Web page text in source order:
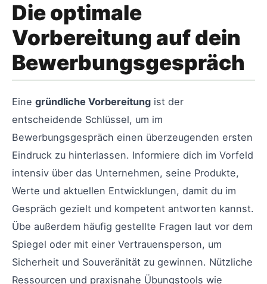
Die optimale
Vorbereitung auf dein
Bewerbungsgespräch
Eine gründliche Vorbereitung ist der
entscheidende Schlüssel, um im
Bewerbungsgespräch einen überzeugenden ersten
Eindruck zu hinterlassen. Informiere dich im Vorfeld
intensiv über das Unternehmen, seine Produkte,
Werte und aktuellen Entwicklungen, damit du im
Gespräch gezielt und kompetent antworten kannst.
Übe außerdem häufig gestellte Fragen laut vor dem
Spiegel oder mit einer Vertrauensperson, um
Sicherheit und Souveränität zu gewinnen. Nützliche
Ressourcen und praxisnahe Übungstools wie